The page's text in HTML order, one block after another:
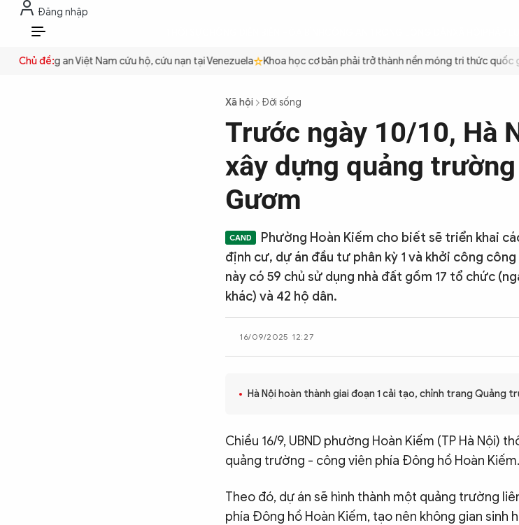
Đăng nhập
VI
Chủ đề:
Công an Việt Nam cứu hộ, cứu nạn tại Venezuela Khoa học cơ bản phải trở thành nền móng tri thức quốc gia
Xã hội Đời sống
Trước ngày 10/10, Hà
xây dựng quảng
Gươm
Phường Hoàn Kiếm cho biết sẽ triển khai
định cư, dự án đầu tư phân kỳ 1 và khởi công
này có 59 chủ sử dụng nhà đất gồm 17 tổ chức
khác) và 42 hộ dân.
16/09/2025 12:27
Hà Nội hoàn thành giai đoạn 1 cải tạo, chỉnh trang Quảng
Chiều 16/9, UBND phường Hoàn Kiếm (TP Hà Nội)
quảng trường - công viên phía Đông hồ Hoàn Kiếm.
Theo đó, dự án sẽ hình thành một quảng trường
phía Đông hồ Hoàn Kiếm, tạo nên không gian sinh